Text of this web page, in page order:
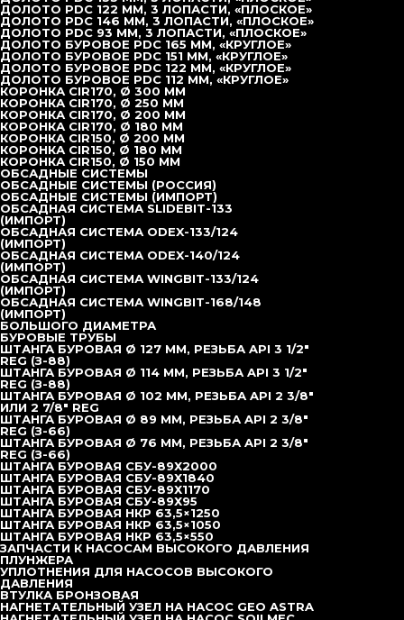
ДОЛОТО PDC 122 ММ, 3 ЛОПАСТИ, «ПЛОСКОЕ»
ДОЛОТО PDC 146 ММ, 3 ЛОПАСТИ, «ПЛОСКОЕ»
ДОЛОТО PDC 93 ММ, 3 ЛОПАСТИ, «ПЛОСКОЕ»
ДОЛОТО БУРОВОЕ PDC 165 ММ, «КРУГЛОЕ»
ДОЛОТО БУРОВОЕ PDC 151 ММ, «КРУГЛОЕ»
ДОЛОТО БУРОВОЕ PDC 122 ММ, «КРУГЛОЕ»
ДОЛОТО БУРОВОЕ PDC 112 ММ, «КРУГЛОЕ»
КОРОНКА CIR170, Ø 300 ММ
КОРОНКА CIR170, Ø 250 ММ
КОРОНКА CIR170, Ø 200 ММ
КОРОНКА CIR170, Ø 180 ММ
КОРОНКА CIR150, Ø 200 ММ
КОРОНКА CIR150, Ø 180 ММ
КОРОНКА CIR150, Ø 150 ММ
ОБСАДНЫЕ СИСТЕМЫ
ОБСАДНЫЕ СИСТЕМЫ (РОССИЯ)
ОБСАДНЫЕ СИСТЕМЫ (ИМПОРТ)
ОБСАДНАЯ СИСТЕМА SLIDEBIT-133
(ИМПОРТ)
ОБСАДНАЯ СИСТЕМА ODEX-133/124
(ИМПОРТ)
ОБСАДНАЯ СИСТЕМА ODEX-140/124
(ИМПОРТ)
ОБСАДНАЯ СИСТЕМА WINGBIT-133/124
(ИМПОРТ)
ОБСАДНАЯ СИСТЕМА WINGBIT-168/148
(ИМПОРТ)
БОЛЬШОГО ДИАМЕТРА
БУРОВЫЕ ТРУБЫ
ШТАНГА БУРОВАЯ Ø 127 ММ, РЕЗЬБА API 3 1/2″
REG (З-88)
ШТАНГА БУРОВАЯ Ø 114 ММ, РЕЗЬБА API 3 1/2″
REG (З-88)
ШТАНГА БУРОВАЯ Ø 102 ММ, РЕЗЬБА API 2 3/8″
ИЛИ 2 7/8″ REG
ШТАНГА БУРОВАЯ Ø 89 ММ, РЕЗЬБА API 2 3/8″
REG (З-66)
ШТАНГА БУРОВАЯ Ø 76 ММ, РЕЗЬБА API 2 3/8″
REG (З-66)
ШТАНГА БУРОВАЯ СБУ-89Х2000
ШТАНГА БУРОВАЯ СБУ-89Х1840
ШТАНГА БУРОВАЯ СБУ-89Х1170
ШТАНГА БУРОВАЯ СБУ-89Х95
ШТАНГА БУРОВАЯ НКР 63,5×1250
ШТАНГА БУРОВАЯ НКР 63,5×1050
ШТАНГА БУРОВАЯ НКР 63,5×550
ЗАПЧАСТИ К НАСОСАМ ВЫСОКОГО ДАВЛЕНИЯ
ПЛУНЖЕРА
УПЛОТНЕНИЯ ДЛЯ НАСОСОВ ВЫСОКОГО
ДАВЛЕНИЯ
ВТУЛКА БРОНЗОВАЯ
НАГНЕТАТЕЛЬНЫЙ УЗЕЛ НА НАСОС GEO ASTRA
Пневмоударник DHD 350
Пневмоударник DHD 360 / QL-60
Пневмоударник DHD 380 / QL-80
Кластерные пневмоударники
Кластерный пневмоударник CD-1000 с корзиной для
сбора шлама
Кластерный пневмоударник CD-1350 с корзиной для
сбора шлама
Пневмоударники среднего давления
Пневмоударник CIR-90
Пневмоударник CIR-110
Пневмоударник CIR-130
Пневмоударник CIR-150
Пневмоударник CIR-170
Пневмоударник CIR-200
Пневмоударник CIR-50
Пневмоударник CIR-65
Пневмоударник CIR-76
Пневмоударник CIR90 Medium
Пневмоударник CIR110 Medium
Долота PDC
Кластерный пневмоударник CD-1000 с корзиной для
сбора шлама
Кластерный пневмоударник CD-1350 с корзиной для
сбора шлама
Коронка DHD110, Ø 300 мм
Коронка DHD110, Ø 381 мм
Коронка DHD110, Ø 400 мм
Коронка DHD112, Ø 350 мм
Коронка DHD112, Ø 400 мм
Коронка DHD112, Ø 450 мм
Коронка DHD112, Ø 500 мм
Коронка TH14, Ø 550 мм
Коронка TH14, Ø 600 мм
Коронка TH14, Ø 650 мм
Коронка DHD340 (COP44), Ø 110 мм
Коронка DHD340 (COP44), Ø 115
Коронка DHD340 (COP44), Ø 130 мм
Коронка DHD350 (COP54), Ø 140 мм
Коронка DHD350 (COP54), Ø 152 мм
Коронка DHD360 (COP64), Ø 165 мм
Коронка DHD360 (COP64), Ø 172 мм
Коронка DHD360 (COP64), Ø 178 мм
Обсадные системы
Обсадные системы (Россия)
Обсадные системы (Импорт)
Обсадная система WingBit-168/148 (Импорт)
Обсадная система WingBit-133/124 (Импорт)
Обсадная система ODEX-140/124 (Импорт)
Обсадная система ODEX-133/124 (Импорт)
Обсадная система SlideBit-133 (Импорт)
Большого диаметра